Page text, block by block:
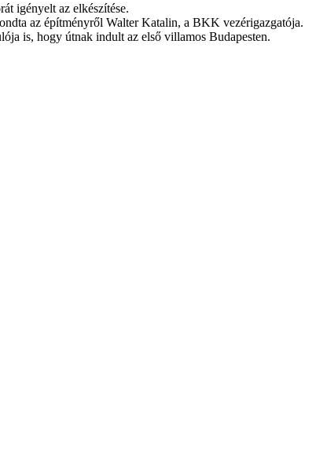
igényelt az elkészítése.
az építményről Walter Katalin, a BKK vezérigazgatója.
is, hogy útnak indult az első villamos Budapesten.